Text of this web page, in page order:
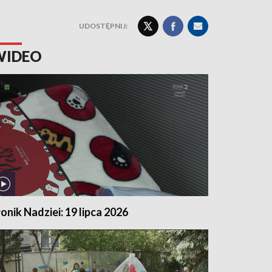
UDOSTĘPNIJ:
Nadziei: 19 lipca 2026